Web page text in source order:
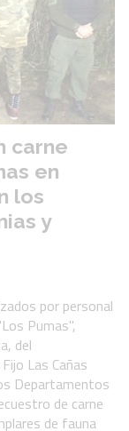
carne
en
los
y
por personal
Pumas",
del
Las Cañas
Departamentos
de carne
de fauna